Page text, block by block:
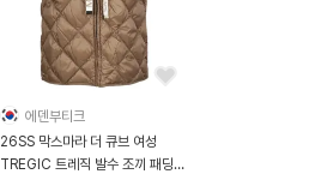
에덴부티크
26SS 막스마라 더 큐브 여성
TREGIC 트레직 발수 조끼 패딩